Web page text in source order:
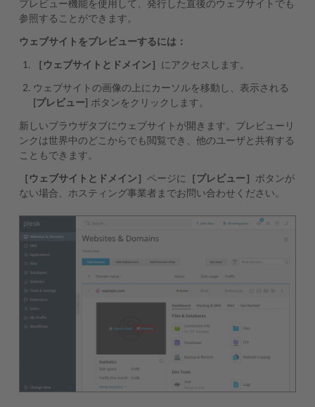
プレビュー機能を使用して、発行した直後のウェブサイトでも
参照することができます。
ウェブサイトをプレビューするには：
［ウェブサイトとドメイン］ にアクセスします。
ウェブサイトの画像の上にカーソルを移動し、表示される
[プレビュー]
ボタンをクリックします。
新しいブラウザタブにウェブサイトが開きます。プレビューリ
ンクは世界中のどこからでも閲覧でき、他のユーザと共有する
こともできます。
［ウェブサイトとドメイン］ ページに ［プレビュー］ ボタンが
ない場合、ホスティング事業者までお問い合わせください。